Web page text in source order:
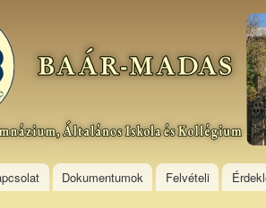
Dokumentumok Felvételi